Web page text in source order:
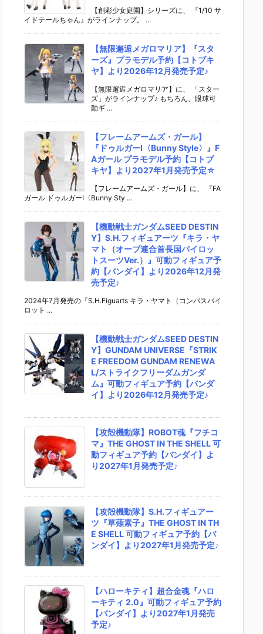
【創彩少女庭園】シリーズに、 『1/10 サ
イドテールちゃん』がラインナップ。 ...
【無限邂逅メガロマリア】『スタ
ーズ』プラモデル予約【コトブキ
ヤ】より2026年12月発売予定♪
【無限邂逅メガロマリア】に、 「スター
ズ」がラインナップ♪ もちろん、眼球可
動ギ ...
【フレームアームズ・ガール】
『ドゥルガーI〈Bunny Style〉』F
Aガール プラモデル予約【コトブ
キヤ】より2027年1月発売予定☆
【フレームアームズ・ガール】に、 『FA
ガール ドゥルガーI〈Bunny Sty ...
【機動戦士ガンダムSEED DESTIN
Y】S.H.フィギュアーツ『キラ・ヤ
マト（オーブ連合首長国パイロッ
トスーツVer.）』可動フィギュア予
約【バンダイ】より2026年12月発
売予定♪
2024年7月発売の『S.H.Figuarts キラ・ヤマト（コンパスパイ
ロット ...
【機動戦士ガンダムSEED DESTIN
Y】GUNDAM UNIVERSE『STRIK
E FREEDOM GUNDAM RENEWA
L/ストライクフリーダムガンダ
ム』可動フィギュア予約【バンダ
イ】より2026年12月発売予定♪
【攻殻機動隊】ROBOT魂『フチコ
マ』THE GHOST IN THE SHELL 可
動フィギュア予約【バンダイ】よ
り2027年1月発売予定♪
【攻殻機動隊】S.H.フィギュアー
ツ『草薙素子』THE GHOST IN TH
E SHELL 可動フィギュア予約【バ
ンダイ】より2027年1月発売予定♪
【ハローキティ】超合金魂『ハロ
ーキティ 2.0』可動フィギュア予約
【バンダイ】より2027年1月発売
予定♪